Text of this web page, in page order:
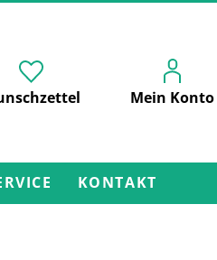
Mein Konto
KONTAKT